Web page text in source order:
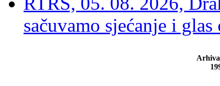
sačuvamo sjećanje i